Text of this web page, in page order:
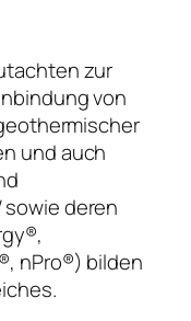
zur
von
und auch
sowie deren
nPro®) bilden